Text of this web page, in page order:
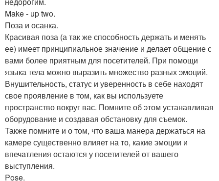
Make - up two.
Поза и осанка.
Красивая поза (а так же способность держать и менять
ее) имеет принципиальное значение и делает общение с
вами более приятным для посетителей. При помощи
языка тела можно выразить множество разных эмоций.
Внушительность, статус и уверенность в себе находят
свое проявление в том, как вы используете
пространство вокруг вас. Помните об этом устанавливая
оборудование и создавая обстановку для съемок.
Также помните и о том, что ваша манера держаться на
камере существенно влияет на то, какие эмоции и
впечатления остаются у посетителей от вашего
выступления.
Pose.